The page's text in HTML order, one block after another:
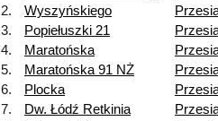
2. Wyszyńskiego
3. Popiełuszki 21
4. Maratońska
5. Maratońska 91 NŻ
6. Plocka
7. Dw. Łódź Retkinia